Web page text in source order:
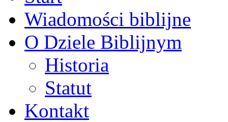
Wiadomości biblijne
O Dziele Biblijnym
Historia
Statut
Kontakt